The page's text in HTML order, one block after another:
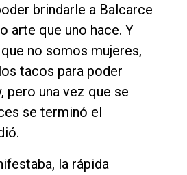
brindarle a Balcarce
arte que uno hace. Y
no somos mujeres,
tacos para poder
pero una vez que se
se terminó el
la rápida